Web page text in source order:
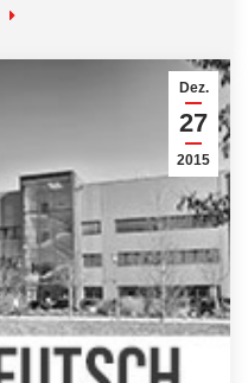
Dez.
27
2015